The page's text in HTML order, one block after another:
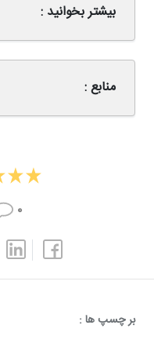
بیشتر بخوانید :
منابع :
۰
بر چسپ ها :